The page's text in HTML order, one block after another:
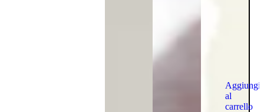
Aggiungi
al
carrello